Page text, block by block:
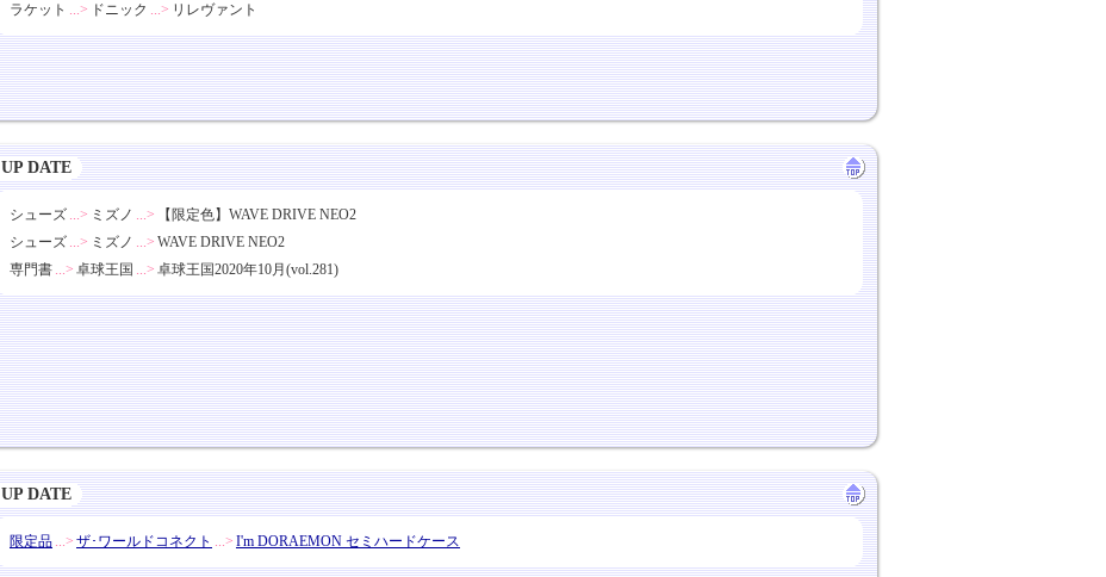
ラケット ...> ドニック ...> リレヴァント
UP DATE
シューズ ...> ミズノ ...>
【限定色】WAVE DRIVE NEO2
シューズ ...> ミズノ ...> WAVE DRIVE NEO2
専門書 ...> 卓球王国 ...> 卓球王国2020年10月(vol.281)
UP DATE
限定品 ...> ザ･ワールドコネクト ...> I'm DORAEMON セミハードケース